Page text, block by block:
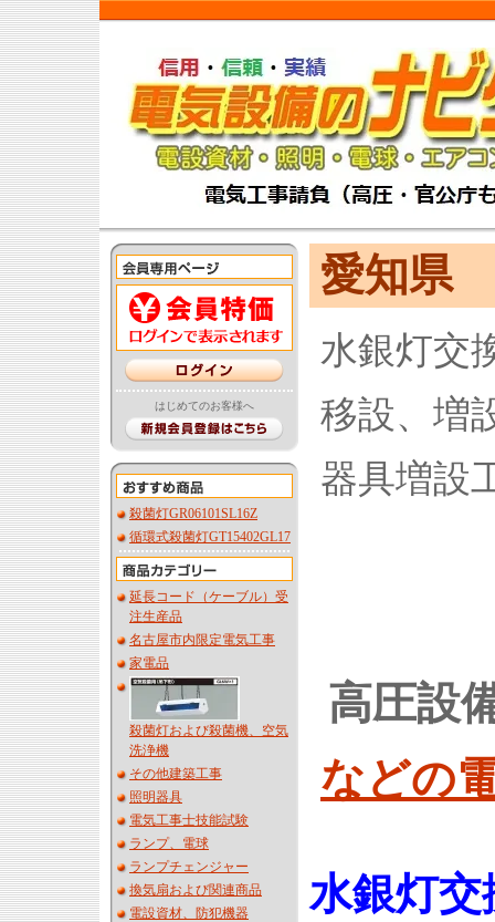
はじめてのお客様へ
殺菌灯GR06101SL16Z
循環式殺菌灯GT15402GL17
延長コード（ケーブル）受
注生産品
名古屋市内限定電気工事
家電品
殺菌灯および殺菌機、空気
洗浄機
その他建築工事
照明器具
電気工事士技能試験
ランプ、電球
ランプチェンジャー
換気扇および関連商品
電設資材、防犯機器
愛知県
水銀灯交
移設、増
器具増設
高圧設
などの
水銀灯交